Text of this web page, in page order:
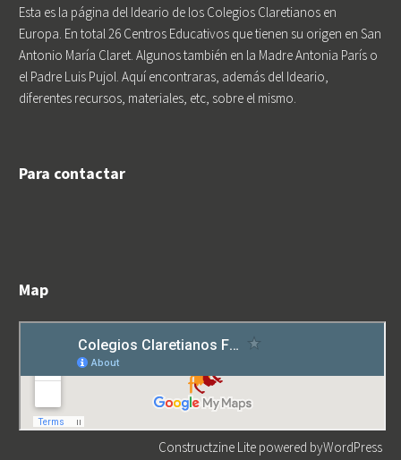
Esta es la página del Ideario de los Colegios Claretianos en
Europa. En total 26 Centros Educativos que tienen su origen en San
Antonio María Claret. Algunos también en la Madre Antonia París o
el Padre Luis Pujol. Aquí encontraras, además del Ideario,
diferentes recursos, materiales, etc, sobre el mismo.
Para contactar
Map
Constructzine Lite powered byWordPress